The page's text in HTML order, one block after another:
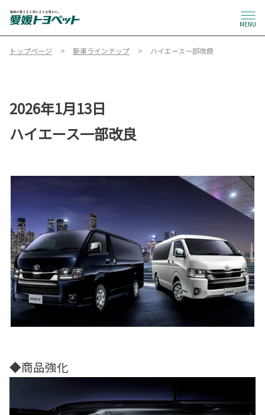
MENU
トップページ 新車ラインナップ ハイエース一部改良
2026年1月13日
ハイエース一部改良
◆商品強化